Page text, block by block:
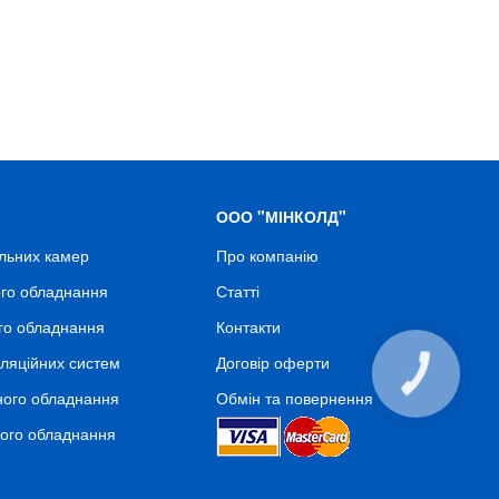
камер
обладнання
обладнання
систем
обладнання
обладнання
ООО "МІНКОЛД"
Про компанію
Статті
Контакти
Договір оферти
Обмін та повернення
КНОПКА
СВЯЗИ